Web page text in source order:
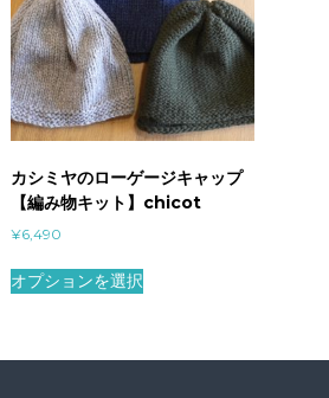
カシミヤのローゲージキャップ
【編み物キット】chicot
¥6,490
オプションを選択